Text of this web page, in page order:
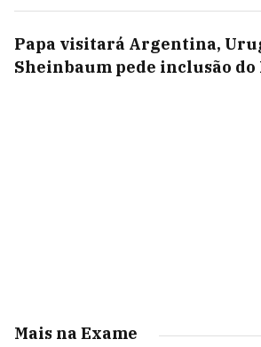
Papa visitará Argentina,
Sheinbaum pede inclusão do
Mais na Exame